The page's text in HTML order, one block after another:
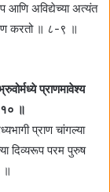
आणि अविद्येच्या अत्यंत
करतो ॥ ८-९ ॥
प्राणमावेश्य
१० ॥
प्राण चांगल्या
दिव्यरूप परम पुरुष
॥